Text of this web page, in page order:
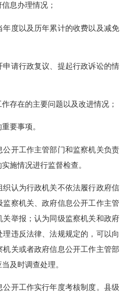
息办理情况；
度以及历年累计的收费以及减免
请行政复议、提起行政诉讼的情
在的主要问题以及改进情况；
要事项。
工作主管部门和监察机关负责
施情况进行监督检查。
认为行政机关不依法履行政府信
察机关、政府信息公开工作主管
举报；认为同级监察机关和政府
违反法律、法规规定的，可以向
机关或者政府信息公开工作主管部
及时调查处理。
工作实行年度考核制度。县级